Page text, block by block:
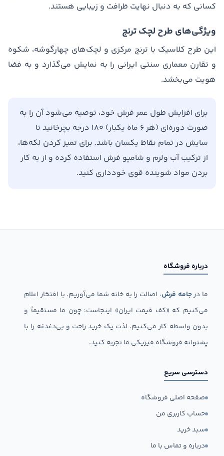
کسانی که به دنبال نهایت ظرافت و زیبایی هستند.
ویژگی‌های طرح لچک ترنج
این طرح کلاسیک با ترنج مرکزی و لچک‌های چهارگوشه، شکوه
و تقارن معماری سنتی ایرانی را به نمایش می‌گذارد و به فضا
هویت می‌بخشد.
برای افزایش طول عمر فرش خود، توصیه می‌شود آن را به
صورت دوره‌ای (هر ۶ ماه یکبار) ۱۸۰ درجه بچرخانید تا
سایش در تمام نقاط یکسان باشد. برای تمیز کردن لکه‌ها،
از ترکیب آب ولرم و شامپو فرش استفاده کرده و از به کار
بردن مواد شوینده قوی خودداری کنید.
درباره فروشگاه
ما درجامه فرش، اصالت را به خانه شما می‌آوریم. با افتخار اعلام
می‌کنیم که «کف قیمت ایران» اینجاست؛ چون ما مستقیماً و
بدون واسطه کار می‌کنیم. لذت یک خرید راحت و بی‌دغدغه را با
پشتوانه فروشگاه فیزیکی ما تجربه کنید.
دسترسی سریع
صفحه اصلی فروشگاه
حساب کاربری من
سبد خرید
درباره و تماس با ما